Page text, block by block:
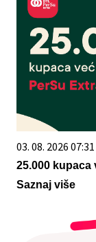
03. 08. 2026 07:31
25.000 kupaca
Saznaj više